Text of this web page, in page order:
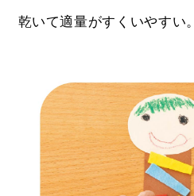
乾いて適量がすくいやすい。